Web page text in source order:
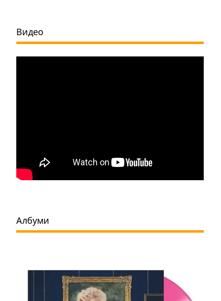
Видео
Албуми